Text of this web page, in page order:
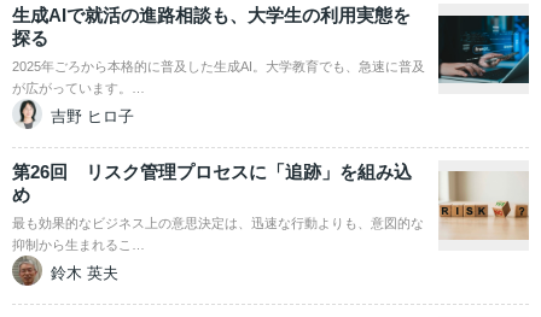
生成AIで就活の進路相談も、大学生の利用実態を
探る
2025年ごろから本格的に普及した生成AI。大学教育でも、急速に普及
が広がっています。…
吉野 ヒロ子
第26回 リスク管理プロセスに「追跡」を組み込
め
最も効果的なビジネス上の意思決定は、迅速な行動よりも、意図的な
抑制から生まれるこ…
鈴木 英夫